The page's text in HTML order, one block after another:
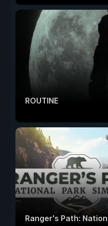
ROUTINE
Ranger's Path: